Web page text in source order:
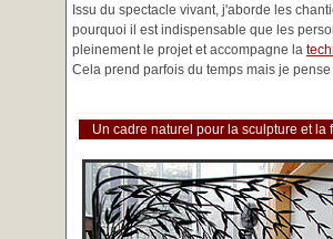
Issu du spectacle vivant, j'aborde les
pourquoi il est indispensable que les
pleinement le projet et accompagne la
Cela prend parfois du temps mais je
Un cadre naturel pour la sculpture et la